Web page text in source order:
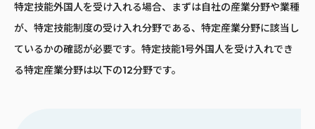
特定技能外国人を受け入れる場合、まずは自社の産業分野や業種
が、特定技能制度の受け入れ分野である、特定産業分野に該当し
ているかの確認が必要です。特定技能1号外国人を受け入れでき
る特定産業分野は以下の12分野です。